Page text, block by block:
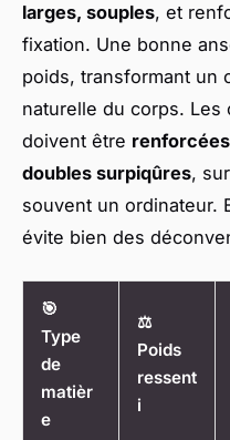
larges, souples, et
fixation. Une bonne
poids, transformant un
naturelle du corps.
doivent être
doubles surpiqûres,
souvent un ordinateur.
évite bien des
🎯
Type
de
matièr
e
⚖️
Poids
ressent
i